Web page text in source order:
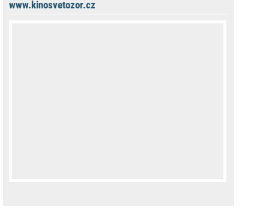
www.kinosvetozor.cz